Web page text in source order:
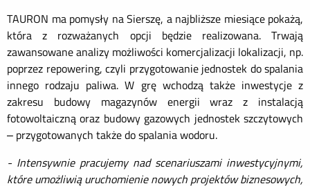
TAURON ma pomysły na Sierszę, a najbliższe miesiące pokażą,
która z rozważanych opcji będzie realizowana. Trwają
zawansowane analizy możliwości komercjalizacji lokalizacji, np.
poprzez repowering, czyli przygotowanie jednostek do spalania
innego rodzaju paliwa. W grę wchodzą także inwestycje z
zakresu budowy magazynów energii wraz z instalacją
fotowoltaiczną oraz budowy gazowych jednostek szczytowych
– przygotowanych także do spalania wodoru.
- Intensywnie pracujemy nad scenariuszami inwestycyjnymi,
które umożliwią uruchomienie nowych projektów biznesowych,